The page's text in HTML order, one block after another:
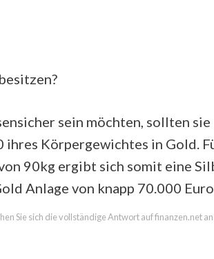
sein möchten, sollten
Körpergewichtes in Gold.
90kg ergibt sich somit eine
Anlage von knapp 70.000
Sie sich die vollständige Antwort auf finanzen.net an